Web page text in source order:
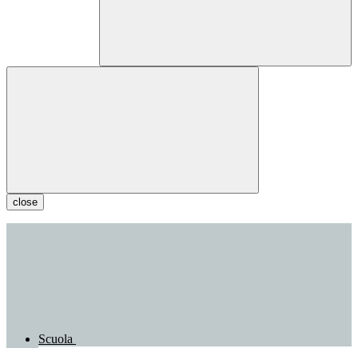
close
Scuola